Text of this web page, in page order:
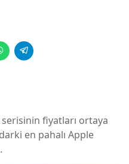
fiyatları ortaya
en pahalı Apple